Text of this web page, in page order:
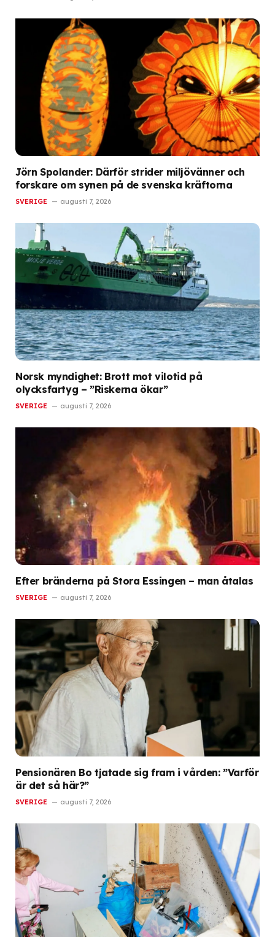
Jörn Spolander: Därför strider miljövänner och
forskare om synen på de svenska kräftorna
SVERIGE augusti 7, 2026
Norsk myndighet: Brott mot vilotid på
olycksfartyg – ”Riskerna ökar”
SVERIGE augusti 7, 2026
Efter bränderna på Stora Essingen – man åtalas
SVERIGE augusti 7, 2026
Pensionären Bo tjatade sig fram i vården: ”Varför
är det så här?”
SVERIGE augusti 7, 2026